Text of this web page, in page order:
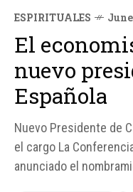
ESPIRITUALES
El
nuevo
Española
Nuevo Presidente de
el cargo La
anunciado el